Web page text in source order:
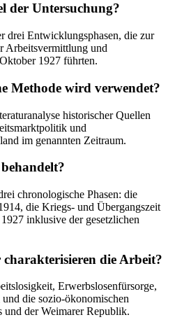
der Untersuchung?
drei Entwicklungsphasen, die zur
Arbeitsvermittlung und
1927 führten.
Methode wird verwendet?
historischer Quellen
und
im genannten Zeitraum.
chronologische Phasen: die
die Kriegs- und Übergangszeit
inklusive der gesetzlichen
charakterisieren die Arbeit?
Erwerbslosenfürsorge,
die sozio-ökonomischen
und der Weimarer Republik.